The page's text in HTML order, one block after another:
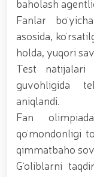
shaxslar
o‘tkazildi. //
munosabati
yuritib
tadbiri tashkil
korrupsiyadan
yig‘ini o‘tkazildi
B.Tashmatov
harbiy
tanishdi. //
polkovnik
o'rganish
ilm-fan va
baholash
Fanlar
asosida,
holda, yuqori
Test natijalari
guvohligida
aniqlandi.
Fan
qoʻmondonligi
qimmatbaho
Gʻoliblarni